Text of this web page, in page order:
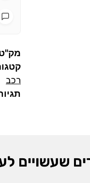
רכב
שעשויים